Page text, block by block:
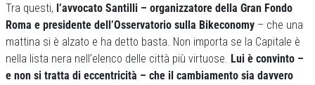
Tra questi, l’avvocato Santilli – organizzatore della Gran Fondo
Roma e presidente dell’Osservatorio sulla Bikeconomy – che una
mattina si è alzato e ha detto basta. Non importa se la Capitale è
nella lista nera nell’elenco delle città più virtuose. Lui è convinto –
e non si tratta di eccentricità – che il cambiamento sia davvero